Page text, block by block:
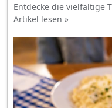
Entdecke die vielfältige
Artikel lesen »